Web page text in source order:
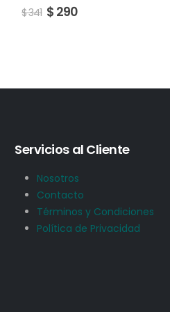
$341 $ 290
Servicios al Cliente
Nosotros
Contacto
Términos y Condiciones
Política de Privacidad